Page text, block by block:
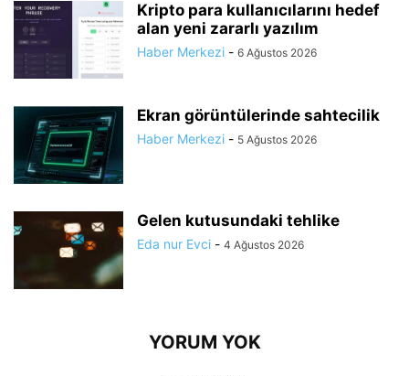
Kripto para kullanıcılarını hedef
alan yeni zararlı yazılım
Haber Merkezi - 6 Ağustos 2026
Ekran görüntülerinde sahtecilik
Haber Merkezi - 5 Ağustos 2026
Gelen kutusundaki tehlike
Eda nur Evci - 4 Ağustos 2026
YORUM YOK